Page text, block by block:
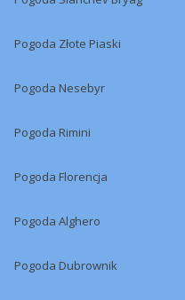
Pogoda Złote Piaski
Pogoda Nesebyr
Pogoda Rimini
Pogoda Florencja
Pogoda Alghero
Pogoda Dubrownik